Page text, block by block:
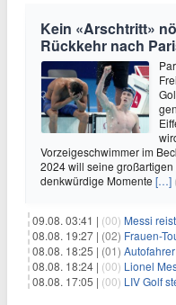
Kein «Arschtritt»
Rückkehr nach
Vorzeigeschwimmer im
2024 will seine
denkwürdige Momente […]
09.08. 03:41 | (00) Messi reist
08.08. 19:27 | (02) Frauen-
08.08. 18:25 | (01)
08.08. 18:24 | (00) Lionel
08.08. 17:05 | (00) LIV Golf steht an